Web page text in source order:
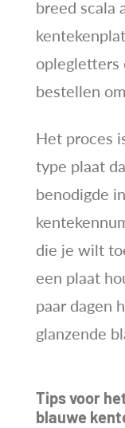
breed scala
oplegletters
bestellen
Het proces
type plaat
benodigde
die je wilt
een plaat
paar dagen
glanzende
Tips voor
blauwe